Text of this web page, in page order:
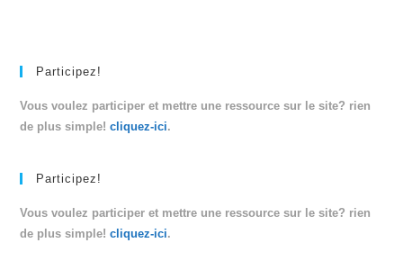
Participez!
Vous voulez participer et mettre une ressource sur le site? rien
de plus simple!cliquez-ici.
Participez!
Vous voulez participer et mettre une ressource sur le site? rien
de plus simple!cliquez-ici.